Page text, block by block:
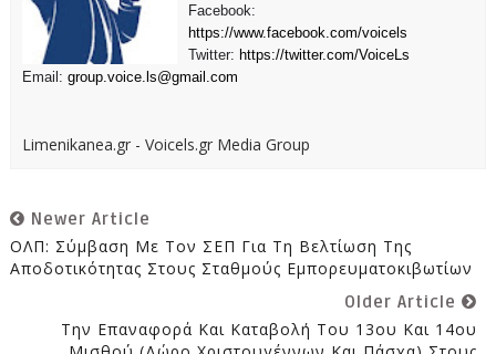
Facebook:
https://www.facebook.com/voicels
Twitter: https://twitter.com/VoiceLs
Email: group.voice.ls@gmail.com
Limenikanea.gr - Voicels.gr Media Group
Newer Article
ΟΛΠ: Σύμβαση Με Τον ΣΕΠ Για Τη Βελτίωση Της
Αποδοτικότητας Στους Σταθμούς Εμπορευματοκιβωτίων
Older Article
Την Επαναφορά Και Καταβολή Του 13ου Και 14ου